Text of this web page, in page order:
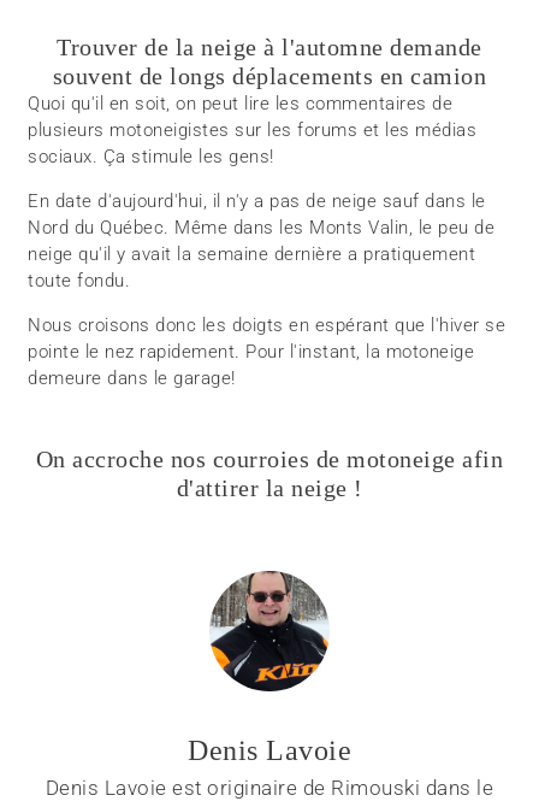
Trouver de la neige à l'automne demande
souvent de longs déplacements en camion
Quoi qu'il en soit, on peut lire les commentaires de
plusieurs motoneigistes sur les forums et les médias
sociaux. Ça stimule les gens!
En date d'aujourd'hui, il n'y a pas de neige sauf dans le
Nord du Québec. Même dans les Monts Valin, le peu de
neige qu'il y avait la semaine dernière a pratiquement
toute fondu.
Nous croisons donc les doigts en espérant que l'hiver se
pointe le nez rapidement. Pour l'instant, la motoneige
demeure dans le garage!
On accroche nos courroies de motoneige afin
d'attirer la neige !
Denis Lavoie
Denis Lavoie est originaire de Rimouski dans le